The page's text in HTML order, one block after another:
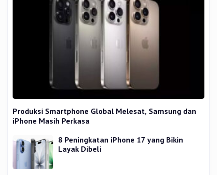
Produksi Smartphone Global Melesat, Samsung dan
iPhone Masih Perkasa
8 Peningkatan iPhone 17 yang Bikin
Layak Dibeli